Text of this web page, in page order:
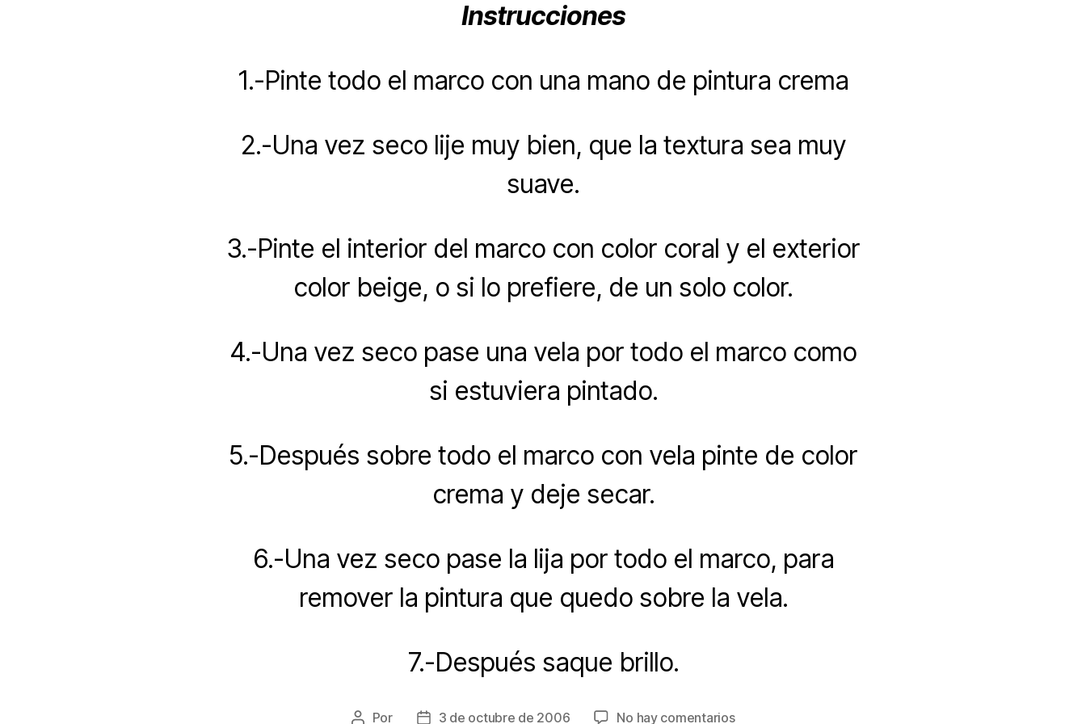
Instrucciones
1.-Pinte todo el marco con una mano de pintura crema
2.-Una vez seco lije muy bien, que la textura sea muy
suave.
3.-Pinte el interior del marco con color coral y el exterior
color beige, o si lo prefiere, de un solo color.
4.-Una vez seco pase una vela por todo el marco como
si estuviera pintado.
5.-Después sobre todo el marco con vela pinte de color
crema y deje secar.
6.-Una vez seco pase la lija por todo el marco, para
remover la pintura que quedo sobre la vela.
7.-Después saque brillo.
Autor
Por
Fecha3 de octubre de 2006 No hay comentariosen